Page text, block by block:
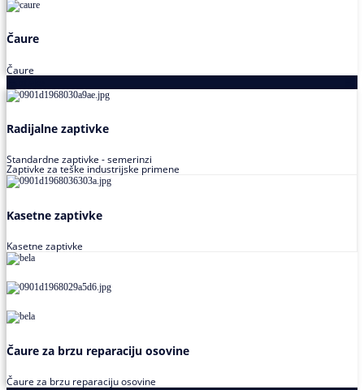
Čaure
Čaure
Radijalne zaptivke
Standardne zaptivke - semerinzi
Zaptivke za teške industrijske primene
Kasetne zaptivke
Kasetne zaptivke
Čaure za brzu reparaciju osovine
Čaure za brzu reparaciju osovine